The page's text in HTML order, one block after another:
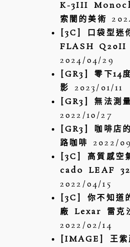
K-3III
索闇的美術
[3C] 口袋型迷
FLASH Q20II
2024/04/29
[GR3] 零下14
影
2023/01/11
[GR3] 無法測
2022/10/27
[GR3] 咖啡店
路咖啡
2022/
[3C] 高質感空
cado LEAF
2022/04/15
[3C] 你不知道
廠 Lexar 雷克
2022/02/14
[IMAGE] 王紫